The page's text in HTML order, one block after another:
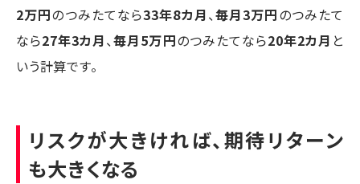
2万円のつみたてなら33年8カ月、毎月3万円のつみたて
なら27年3カ月、毎月5万円のつみたてなら20年2カ月 と
いう計算です。
リスクが大きければ、期待リターン
も大きくなる